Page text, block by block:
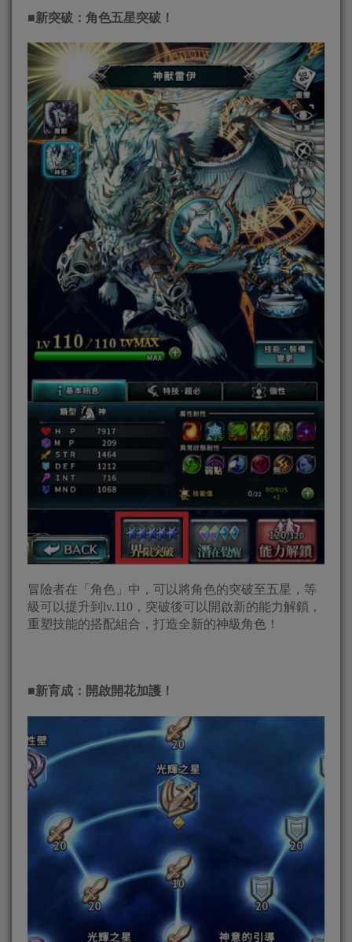
■新突破：角色五星突破！
冒險者在「角色」中，可以將角色的突破至五星，等
級可以提升到lv.110，突破後可以開啟新的能力解鎖，
重塑技能的搭配組合，打造全新的神級角色！
■新育成：開啟開花加護！